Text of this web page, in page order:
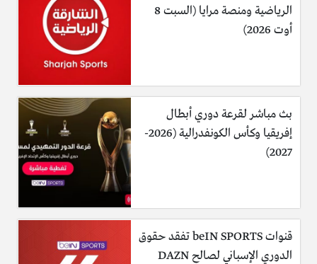
الرياضية ومنصة مرايا (السبت 8
أوت 2026)
بث مباشر لقرعة دوري أبطال
إفريقيا وكأس الكونفدرالية (2026-
2027)
قنوات beIN SPORTS تفقد حقوق
الدوري الإسباني لصالح DAZN